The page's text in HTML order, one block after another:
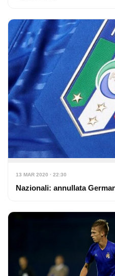
13 MAR 2020 · 22:30
Nazionali: annullata